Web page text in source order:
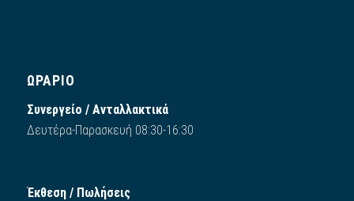
ΩΡΑΡΙΟ
Συνεργείο / Ανταλλακτικά
Δευτέρα-Παρασκευή 08:30-16:30
Έκθεση / Πωλήσεις